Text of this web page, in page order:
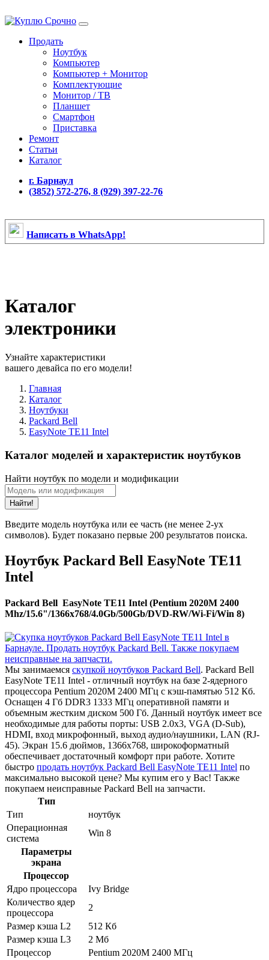
Продать
Ноутбук
Компьютер
Компьютер + Монитор
Комплектующие
Монитор / ТВ
Планшет
Смартфон
Приставка
Ремонт
Статьи
Каталог
г. Барнаул
(3852) 572-276, 8 (929) 397-22-76
Написать в WhatsApp!
Каталог
электроники
Узнайте характеристики
вашего девайса по его модели!
Главная
Каталог
Ноутбуки
Packard Bell
EasyNote TE11 Intel
Каталог моделей и характеристик ноутбуков
Найти ноутбук по модели и модификации
Найти!
Введите модель ноутбука или ее часть (не менее 2-ух
символов). Будет показано первые 200 результатов поиска.
Ноутбук Packard Bell EasyNote TE11
Intel
Packard Bell EasyNote TE11 Intel (Pentium 2020M 2400
Mhz/15.6"/1366x768/4.0Gb/500Gb/DVD-RW/Wi-Fi/Win 8)
Мы занимаемся скупкой ноутбуков Packard Bell. Packard Bell
EasyNote TE11 Intel - отличный ноутбук на базе 2-ядерного
процессора Pentium 2020M 2400 МГц с кэш-памятью 512 Кб.
Оснащен 4 Гб DDR3 1333 МГц оперативной памяти и
объемным жестким диском 500 Гб. Данный ноутбук имеет все
необходимые для работы порты: USB 2.0x3, VGA (D-Sub),
HDMI, вход микрофонный, выход аудио/наушники, LAN (RJ-
45). Экран 15.6 дюймов, 1366x768, широкоформатный
обеспечивает достаточный комфорт при работе. Хотите
быстро продать ноутбук Packard Bell EasyNote TE11 Intel по
максимально высокой цене? Мы купим его у Вас! Также
покупаем неисправные Packard Bell на запчасти.
Тип
Тип
ноутбук
Операционная
система
Win 8
Параметры
экрана
Процессор
Ядро процессора
Ivy Bridge
Количество ядер
процессора
2
Размер кэша L2
512 Кб
Размер кэша L3
2 Мб
Процессор
Pentium 2020M 2400 МГц